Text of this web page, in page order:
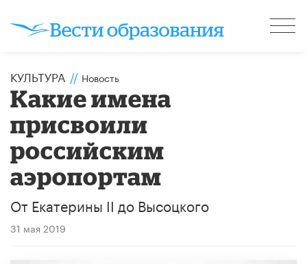
КУЛЬТУРА // Новость
Какие имена
присвоили
российским
аэропортам
От Екатерины II до Высоцкого
31 мая 2019